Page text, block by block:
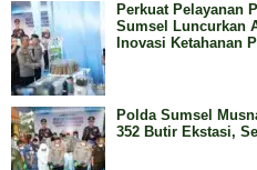
Perkuat Pelayanan
Sumsel Luncurkan
Inovasi Ketahanan
Polda Sumsel
352 Butir Ekstasi,